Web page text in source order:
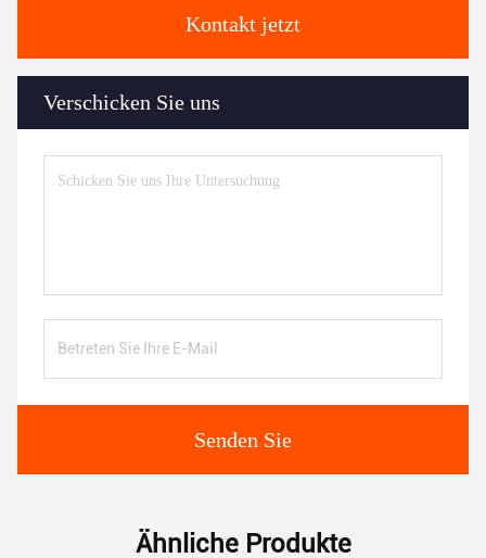
Kontakt jetzt
Verschicken Sie uns
Senden Sie
Ähnliche Produkte